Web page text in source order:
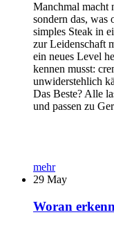
Manchmal macht
sondern das, was
simples Steak in
zur Leidenschaft
ein neues Level
kennen musst:
unwiderstehlich
Das Beste? Alle
und passen zu
mehr
29 May
Woran